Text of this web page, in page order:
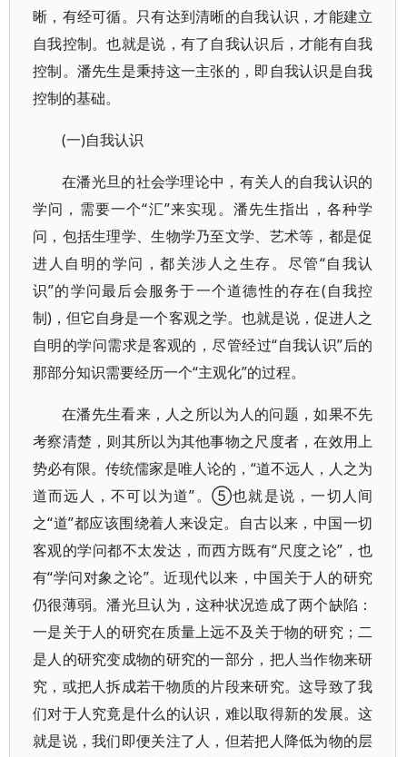
晰，有经可循。只有达到清晰的自我认识，才能建立
自我控制。也就是说，有了自我认识后，才能有自我
控制。潘先生是秉持这一主张的，即自我认识是自我
控制的基础。
(一)自我认识
在潘光旦的社会学理论中，有关人的自我认识的
学问，需要一个“汇”来实现。潘先生指出，各种学
问，包括生理学、生物学乃至文学、艺术等，都是促
进人自明的学问，都关涉人之生存。尽管“自我认
识”的学问最后会服务于一个道德性的存在(自我控
制)，但它自身是一个客观之学。也就是说，促进人之
自明的学问需求是客观的，尽管经过“自我认识”后的
那部分知识需要经历一个“主观化”的过程。
在潘先生看来，人之所以为人的问题，如果不先
考察清楚，则其所以为其他事物之尺度者，在效用上
势必有限。传统儒家是唯人论的，“道不远人，人之为
道而远人，不可以为道”。⑤也就是说，一切人间
之“道”都应该围绕着人来设定。自古以来，中国一切
客观的学问都不太发达，而西方既有“尺度之论”，也
有“学问对象之论”。近现代以来，中国关于人的研究
仍很薄弱。潘光旦认为，这种状况造成了两个缺陷：
一是关于人的研究在质量上远不及关于物的研究；二
是人的研究变成物的研究的一部分，把人当作物来研
究，或把人拆成若干物质的片段来研究。这导致了我
们对于人究竟是什么的认识，难以取得新的发展。这
就是说，我们即便关注了人，但若把人降低为物的层